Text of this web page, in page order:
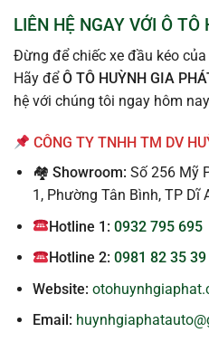
LIÊN HỆ NGAY VỚI Ô
Đừng để chiếc xe đầu kéo
Hãy để Ô TÔ HUỲNH GIA
hệ với chúng tôi ngay hôm
CÔNG TY TNHH TM DV
🏘 Showroom: Số 256 Mỹ
1, Phường Tân Bình, TP Dĩ
Hotline 1: 0932 795 695
Hotline 2:0981 82 35 39
Website:
Email: